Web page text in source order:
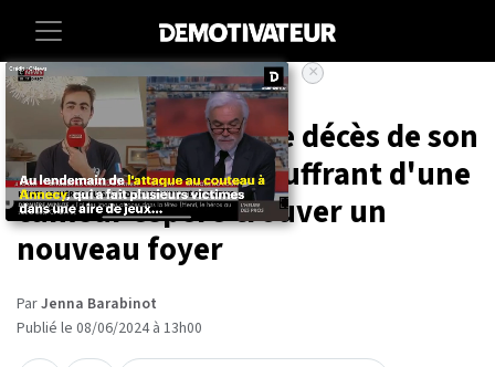
Accueil Animaux
Abandonné après le décès de son
maître, ce chien souffrant d'une
tumeur espère trouver un
nouveau foyer
ParJenna Barabinot
Publié le 08/06/2024 à 13h00
×